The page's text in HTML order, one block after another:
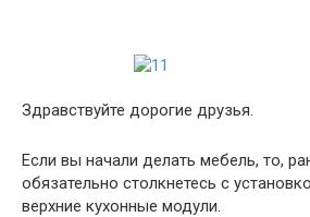
Здравствуйте дорогие друзья.
Если вы начали делать мебель, то,
обязательно столкнетесь с
верхние кухонные модули.